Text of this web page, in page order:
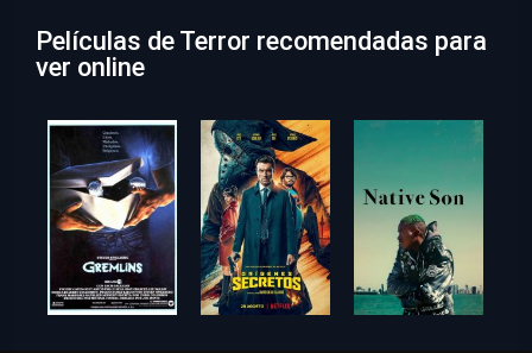
Películas de Terror recomendadas para
ver online